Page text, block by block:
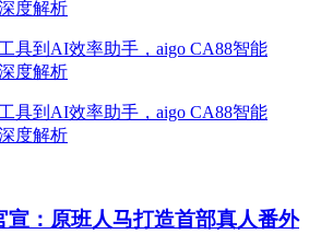
宣：原班人马打造首部真人番外